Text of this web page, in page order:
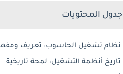
جدول المحتويات
نظام تشغيل الحاسوب: تعريف
تاريخ أنظمة التشغيل: لمحة تاريخية